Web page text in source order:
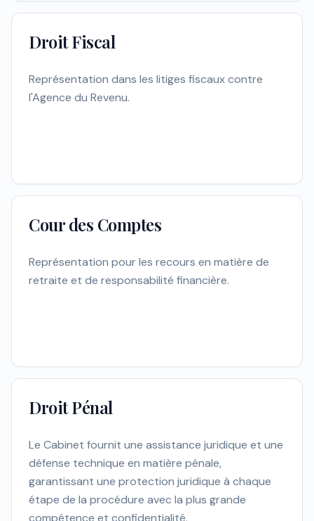
Droit Fiscal
Représentation dans les litiges fiscaux contre
l'Agence du Revenu.
Cour des Comptes
Représentation pour les recours en matière de
retraite et de responsabilité financière.
Droit Pénal
Le Cabinet fournit une assistance juridique et une
défense technique en matière pénale,
garantissant une protection juridique à chaque
étape de la procédure avec la plus grande